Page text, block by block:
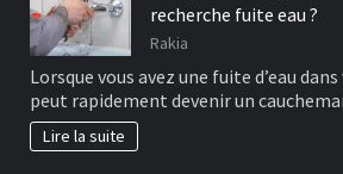
recherche fuite eau ?
Rakia
Lorsque vous avez une fuite d’eau
peut rapidement devenir un
Lire la suite